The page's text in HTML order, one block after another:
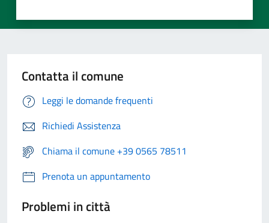
Contatta il comune
Leggi le domande frequenti
Richiedi Assistenza
Chiama il comune +39 0565 78511
Prenota un appuntamento
Problemi in città